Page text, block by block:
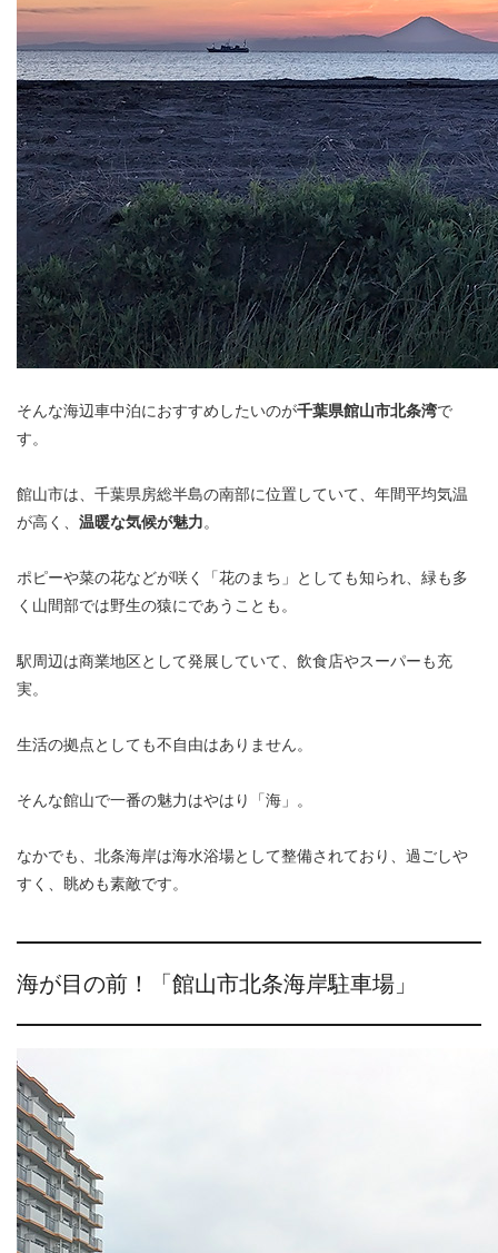
そんな海辺車中泊におすすめしたいのが千葉県館山市北条湾で
す。
館山市は、千葉県房総半島の南部に位置していて、年間平均気温
が高く、 温暖な気候が魅力。
ポピーや菜の花などが咲く「花のまち」としても知られ、緑も多
く山間部では野生の猿にであうことも。
駅周辺は商業地区として発展していて、飲食店やスーパーも充
実。
生活の拠点としても不自由はありません。
そんな館山で一番の魅力はやはり「海」。
なかでも、北条海岸は海水浴場として整備されており、過ごしや
すく、眺めも素敵です。
海が目の前！「館山市北条海岸駐車場」